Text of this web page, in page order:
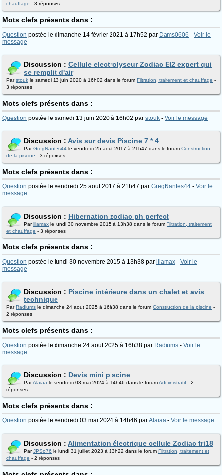
chauffage - 3 réponses
Mots clefs présents dans :
Question postée le dimanche 14 février 2021 à 17h52 par Dams0606 - Voir le
message
Discussion : Cellule electrolyseur Zodiac EI2 expert qui
se remplit d'air
Parstouk le samedi 13 juin 2020 à 16h02 dans le forum Filtration, traitement et chauffage -
3 réponses
Mots clefs présents dans :
Question postée le samedi 13 juin 2020 à 16h02 par stouk - Voir le message
Discussion : Avis sur devis Piscine 7 * 4
ParGregNantes44 le vendredi 25 aout 2017 à 21h47 dans le forum Construction
de la piscine - 3 réponses
Mots clefs présents dans :
Question postée le vendredi 25 aout 2017 à 21h47 par GregNantes44 - Voir le
message
Discussion : Hibernation zodiac ph perfect
Parlilamax le lundi 30 novembre 2015 à 13h38 dans le forum Filtration, traitement
et chauffage - 3 réponses
Mots clefs présents dans :
Question postée le lundi 30 novembre 2015 à 13h38 par lilamax - Voir le
message
Discussion : Piscine intérieure dans un chalet et avis
technique
ParRadiums le dimanche 24 aout 2025 à 16h38 dans le forum Construction de la piscine -
2 réponses
Mots clefs présents dans :
Question postée le dimanche 24 aout 2025 à 16h38 par Radiums - Voir le
message
Discussion : Devis mini piscine
ParAlaiaa le vendredi 03 mai 2024 à 14h46 dans le forumAdministratif - 2
réponses
Mots clefs présents dans :
Question postée le vendredi 03 mai 2024 à 14h46 parAlaiaa - Voir le message
Discussion : Alimentation électrique cellule Zodiac tri18
ParJPSo76 le lundi 31 juillet 2023 à 13h22 dans le forum Filtration, traitement et
chauffage - 2 réponses